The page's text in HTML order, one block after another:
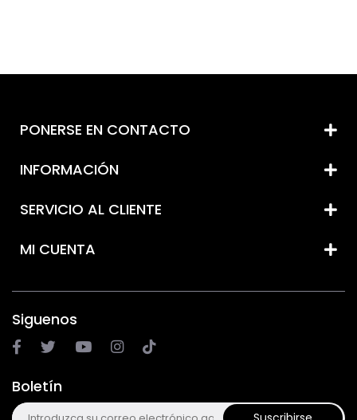
PONERSE EN CONTACTO
INFORMACIÓN
SERVICIO AL CLIENTE
MI CUENTA
Siguenos
Boletín